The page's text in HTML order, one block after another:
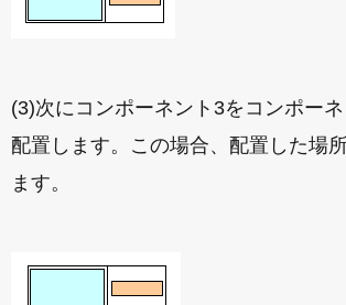
(3)次にコンポーネント3をコンポー
配置します。この場合、配置した場
ます。